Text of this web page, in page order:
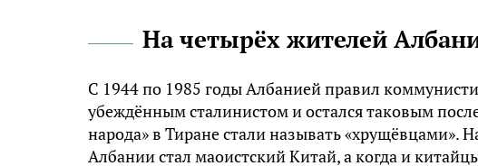
На четырёх жителей
С 1944 по 1985 годы Албанией правил
убеждённым сталинистом и остался таковым
народа» в Тиране стали называть
Албании стал маоистский Китай, а когда и